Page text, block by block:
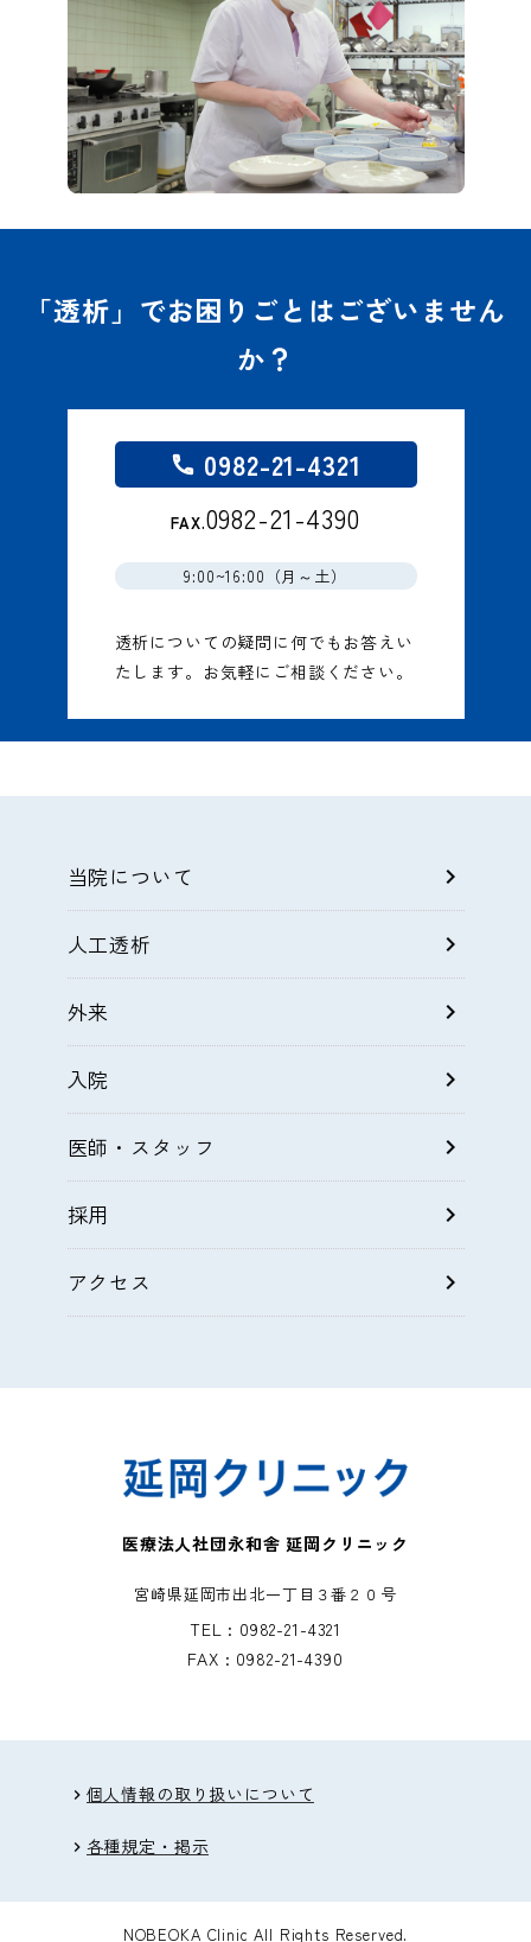
「透析」でお困りごとはございません
か？
call 0982-21-4321
FAX.0982-21-4390
9:00~16:00（月～土）
透析についての疑問に何でもお答えい
たします。お気軽にご相談ください。
chevron_right
当院について
chevron_right
人工透析
chevron_right
外来
chevron_right
入院
chevron_right
医師・スタッフ
chevron_right
採用
chevron_right
アクセス
医療法人社団永和舎 延岡クリニック
宮崎県延岡市出北一丁目３番２０号
TEL : 0982-21-4321
FAX : 0982-21-4390
chevron_right 個人情報の取り扱いについて
chevron_right 各種規定・掲示
NOBEOKA Clinic All Rights Reserved.